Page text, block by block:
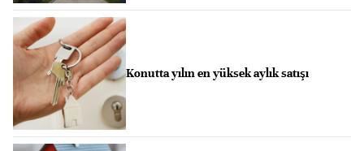
Konutta yılın en yüksek aylık satışı